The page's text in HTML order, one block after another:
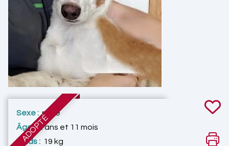
ADOPTÉ
Sexe : mâle
Âge :2 ans et 11 mois
Poids : 19 kg